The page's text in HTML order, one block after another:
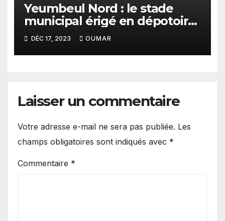
Yeumbeul Nord : le stade
municipal érigé en dépotoir
de gravats
DÉC 17, 2023 OUMAR
Laisser un commentaire
Votre adresse e-mail ne sera pas publiée. Les
champs obligatoires sont indiqués avec *
Commentaire *